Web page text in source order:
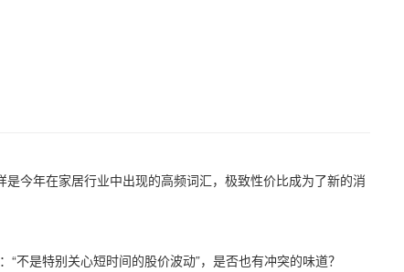
今年在家居行业中出现的高频词汇，极致性价比成为了新的消
不是特别关心短时间的股价波动”，是否也有冲突的味道？